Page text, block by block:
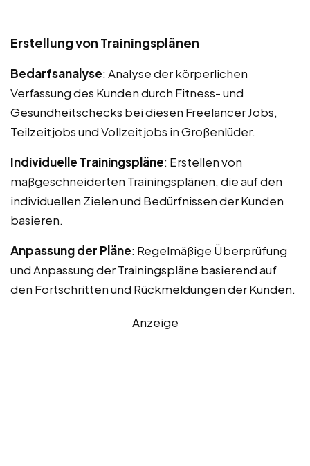
Erstellung von Trainingsplänen
Bedarfsanalyse: Analyse der körperlichen
Verfassung des Kunden durch Fitness- und
Gesundheitschecks bei diesen Freelancer Jobs,
Teilzeitjobs und Vollzeitjobs in Großenlüder.
Individuelle Trainingspläne: Erstellen von
maßgeschneiderten Trainingsplänen, die auf den
individuellen Zielen und Bedürfnissen der Kunden
basieren.
Anpassung der Pläne: Regelmäßige Überprüfung
und Anpassung der Trainingspläne basierend auf
den Fortschritten und Rückmeldungen der Kunden.
Anzeige